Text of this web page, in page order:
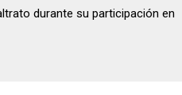
durante su participación en